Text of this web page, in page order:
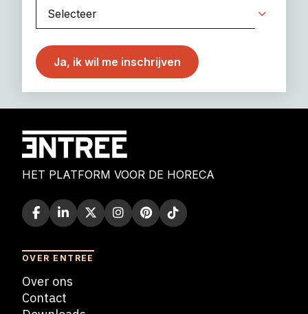
HET PLATFORM VOOR DE HORECA
OVER ENTREE
Over ons
Contact